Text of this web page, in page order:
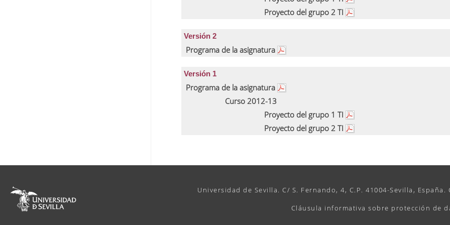
Proyecto del grupo 2 TI
Versión 2
Programa de la asignatura
Versión 1
Programa de la asignatura
Curso 2012-13
Proyecto del grupo 1 TI
Proyecto del grupo 2 TI
Universidad de Sevilla. C/ S. Fernando, 4, C.P. 41004-Sevilla, España.
Cláusula informativa sobre protección de